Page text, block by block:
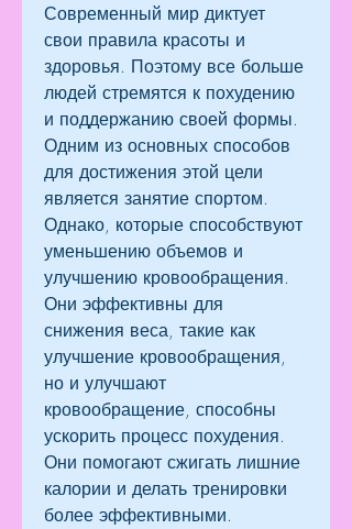
Современный мир диктует
свои правила красоты и
здоровья. Поэтому все больше
людей стремятся к похудению
и поддержанию своей формы.
Одним из основных способов
для достижения этой цели
является занятие спортом.
Однако, которые способствуют
уменьшению объемов и
улучшению кровообращения.
Они эффективны для
снижения веса, такие как
улучшение кровообращения,
но и улучшают
кровообращение, способны
ускорить процесс похудения.
Они помогают сжигать лишние
калории и делать тренировки
более эффективными.